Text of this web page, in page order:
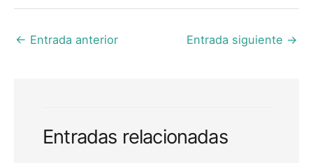
← Entrada anterior Entrada siguiente →
Entradas relacionadas